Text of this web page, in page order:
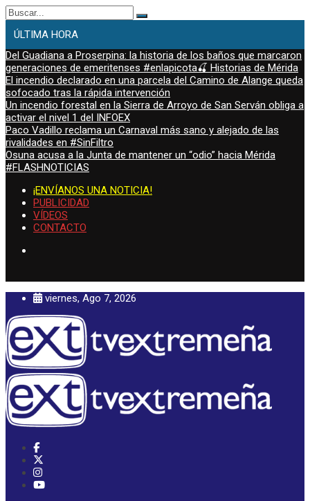
Buscar:
ÚLTIMA HORA
Del Guadiana a Proserpina: la historia de los baños que marcaron
generaciones de emeritenses #enlapicota🍒 Historias de Mérida
El incendio declarado en una parcela del Camino de Alange queda
sofocado tras la rápida intervención
Un incendio forestal en la Sierra de Arroyo de San Serván obliga a
activar el nivel 1 del INFOEX
Paco Vadillo reclama un Carnaval más sano y alejado de las
rivalidades en #SinFiltro
Osuna acusa a la Junta de mantener un “odio” hacia Mérida
#FLASHNOTICIAS
¡ENVÍANOS UNA NOTICIA!
PUBLICIDAD
VÍDEOS
CONTACTO
viernes, Ago 7, 2026